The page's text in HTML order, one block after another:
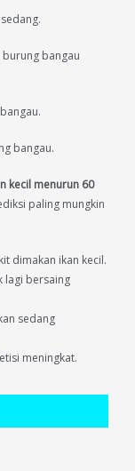
bangau
bangau.
kecil menurun 60
paling mungkin
dimakan ikan kecil.
lagi bersaing
sedang
meningkat.